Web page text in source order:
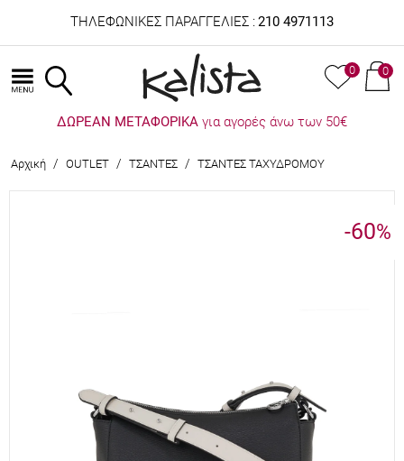
ΤΗΛΕΦΩΝΙΚΕΣ ΠΑΡΑΓΓΕΛΙΕΣ : 210 4971113
0 0
ΔΩΡΕΑΝ ΜΕΤΑΦΟΡΙΚΑ για αγορές άνω των 50€
Αρχική / OUTLET / ΤΣΑΝΤΕΣ / ΤΣΑΝΤΕΣ ΤΑΧΥΔΡΟΜΟΥ
-60%